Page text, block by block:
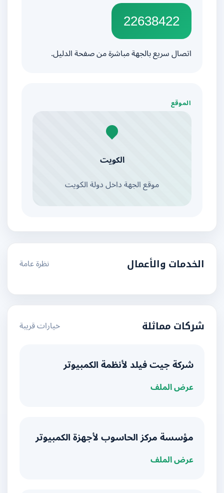
22638422
اتصال سريع بالجهة مباشرة من صفحة الدليل.
الموقع
الكويت
موقع الجهة داخل دولة الكويت
الخدمات والأعمال نظرة عامة
شركات مماثلة خيارات قريبة
شركة جيت فيلد لأنظمة الكمبيوتر
عرض الملف
مؤسسة مركز الحاسوب لأجهزة الكمبيوتر
عرض الملف